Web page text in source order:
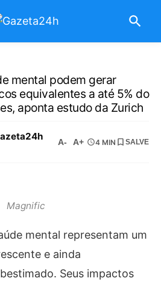
mental podem gerar
equivalentes a até 5% do
aponta estudo da Zurich
A- A+ 4 MIN SALVE
Magnific
mental representam um
e ainda
Seus impactos